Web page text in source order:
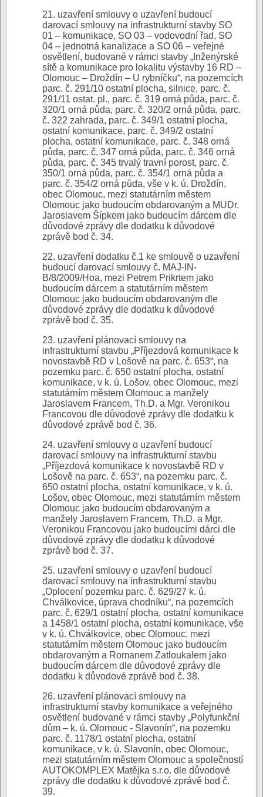
21. uzavření smlouvy o uzavření budoucí
darovací smlouvy na infrastrukturní stavby SO
01 – komunikace, SO 03 – vodovodní řad, SO
04 – jednotná kanalizace a SO 06 – veřejné
osvětlení, budované v rámci stavby „Inženýrské
sítě a komunikace pro lokalitu výstavby 16 RD –
Olomouc – Droždín – U rybníčku“, na pozemcích
parc. č. 291/10 ostatní plocha, silnice, parc. č.
291/11 ostat. pl., parc. č. 319 orná půda, parc. č.
320/1 orná půda, parc. č. 320/2 orná půda, parc.
č. 322 zahrada, parc. č. 349/1 ostatní plocha,
ostatní komunikace, parc. č. 349/2 ostatní
plocha, ostatní komunikace, parc. č. 348 orná
půda, parc. č. 347 orná půda, parc. č. 346 orná
půda, parc. č. 345 trvalý travní porost, parc. č.
350/1 orná půda, parc. č. 354/1 orná půda a
parc. č. 354/2 orná půda, vše v k. ú. Droždín,
obec Olomouc, mezi statutárním městem
Olomouc jako budoucím obdarovaným a MUDr.
Jaroslavem Šípkem jako budoucím dárcem dle
důvodové zprávy dle dodatku k důvodové
zprávě bod č. 34.
22. uzavření dodatku č.1 ke smlouvě o uzavření
budoucí darovací smlouvy č. MAJ-IN-
B/8/2009/Hoa, mezi Petrem Prikrtem jako
budoucím dárcem a statutárním městem
Olomouc jako budoucím obdarovaným dle
důvodové zprávy dle dodatku k důvodové
zprávě bod č. 35.
23. uzavření plánovací smlouvy na
infrastrukturní stavbu „Příjezdová komunikace k
novostavbě RD v Lošově na parc. č. 653“, na
pozemku parc. č. 650 ostatní plocha, ostatní
komunikace, v k. ú. Lošov, obec Olomouc, mezi
statutárním městem Olomouc a manžely
Jaroslavem Francem, Th.D. a Mgr. Veronikou
Francovou dle důvodové zprávy dle dodatku k
důvodové zprávě bod č. 36.
24. uzavření smlouvy o uzavření budoucí
darovací smlouvy na infrastrukturní stavbu
„Příjezdová komunikace k novostavbě RD v
Lošově na parc. č. 653“, na pozemku parc. č.
650 ostatní plocha, ostatní komunikace, v k. ú.
Lošov, obec Olomouc, mezi statutárním městem
Olomouc jako budoucím obdarovaným a
manžely Jaroslavem Francem, Th.D. a Mgr.
Veronikou Francovou jako budoucími dárci dle
důvodové zprávy dle dodatku k důvodové
zprávě bod č. 37.
25. uzavření smlouvy o uzavření budoucí
darovací smlouvy na infrastrukturní stavbu
„Oplocení pozemku parc. č. 629/27 k. ú.
Chválkovice, úprava chodníku“, na pozemcích
parc. č. 629/1 ostatní plocha, ostatní komunikace
a 1458/1 ostatní plocha, ostatní komunikace, vše
v k. ú. Chválkovice, obec Olomouc, mezi
statutárním městem Olomouc jako budoucím
obdarovaným a Romanem Zatloukalem jako
budoucím dárcem dle důvodové zprávy dle
dodatku k důvodové zprávě bod č. 38.
26. uzavření plánovací smlouvy na
infrastrukturní stavby komunikace a veřejného
osvětlení budované v rámci stavby „Polyfunkční
dům – k. ú. Olomouc - Slavonín“, na pozemku
parc. č. 1178/1 ostatní plocha, ostatní
komunikace, v k. ú. Slavonín, obec Olomouc,
mezi statutárním městem Olomouc a společností
AUTOKOMPLEX Matějka s.r.o. dle důvodové
zprávy dle dodatku k důvodové zprávě bod č.
39.